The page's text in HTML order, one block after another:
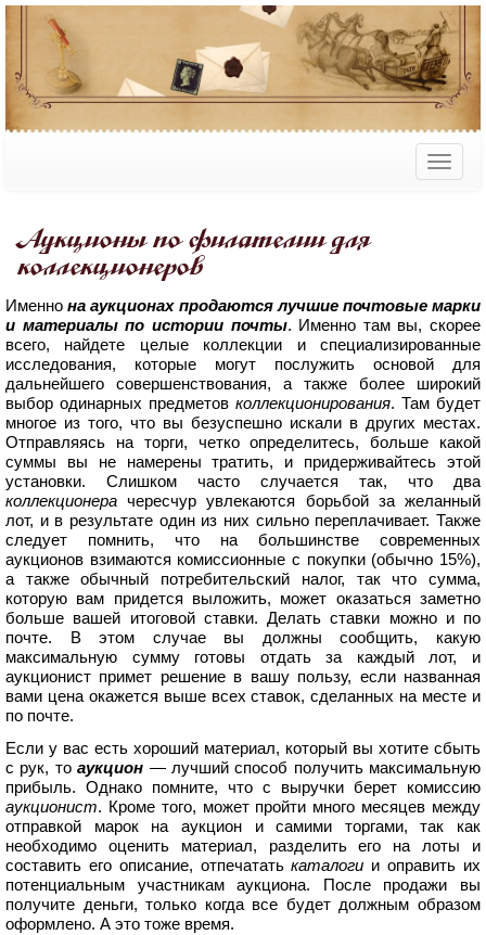
Аукционы по филателии для
коллекционеров
Именнона аукционах продаются лучшие почтовые марки
и материалы по истории почты. Именно там вы, скорее
всего, найдете целые коллекции и специализированные
исследования, которые могут послужить основой для
дальнейшего совершенствования, а также более широкий
выбор одинарных предметов коллекционирования. Там будет
многое из того, что вы безуспешно искали в других местах.
Отправляясь на торги, четко определитесь, больше какой
суммы вы не намерены тратить, и придерживайтесь этой
установки. Слишком часто случается так, что два
коллекционера чересчур увлекаются борьбой за желанный
лот, и в результате один из них сильно переплачивает. Также
следует помнить, что на большинстве современных
аукционов взимаются комиссионные с покупки (обычно 15%),
а также обычный потребительский налог, так что сумма,
которую вам придется выложить, может оказаться заметно
больше вашей итоговой ставки. Делать ставки можно и по
почте. В этом случае вы должны сообщить, какую
максимальную сумму готовы отдать за каждый лот, и
аукционист примет решение в вашу пользу, если названная
вами цена окажется выше всех ставок, сделанных на месте и
по почте.
Если у вас есть хороший материал, который вы хотите сбыть
с рук, тоаукцион — лучший способ получить максимальную
прибыль. Однако помните, что с выручки берет комиссию
аукционист. Кроме того, может пройти много месяцев между
отправкой марок на аукцион и самими торгами, так как
необходимо оценить материал, разделить его на лоты и
составить его описание, отпечататькаталоги и оправить их
потенциальным участникам аукциона. После продажи вы
получите деньги, только когда все будет должным образом
оформлено. А это тоже время.